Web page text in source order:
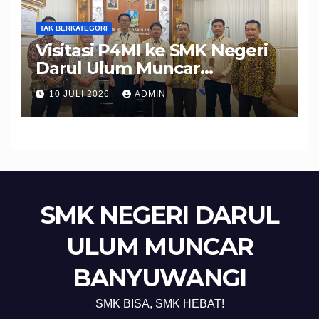
TAK BERKATEGORI
Visitasi P4MI ke SMK Negeri
Darul Ulum Muncar
Banyuwangi Perkuat Sinergi
Edukasi dan Perlindungan
Calon Pekerja Migran
10 JULI 2026 ADMIN
SMK NEGERI DARUL
ULUM MUNCAR
BANYUWANGI
SMK BISA, SMK HEBAT!